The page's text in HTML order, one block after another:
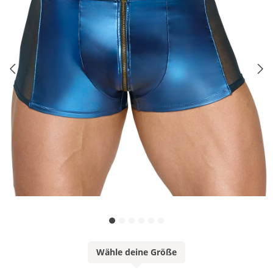
Wähle deine Größe